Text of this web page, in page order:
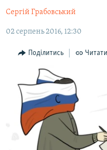
основної
навігації
Перейти
пошуку
БЛОГИ
ПОГЛЯД
ІНТЕРВ'Ю
ВСЕ ЗА ДЕНЬ
СПЕЦПРОЕКТИ
ДЕПОРТАЦІЯ
ВІДЕОУРОКИ «ELIFBE»
СВІДЧЕННЯ ОКУПАЦІЇ
ЯК ОБІЙТИ БЛОКУВАННЯ
Русский
Сергій Грабовський
02 серпень 2016, 12:30
Поділитись